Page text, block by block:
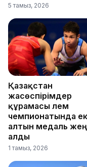
5 тамыз, 2026
Қазақстан
жасөспірімдер
құрамасы әлем
чемпионатында
алтын медаль
алды
1 тамыз, 2026